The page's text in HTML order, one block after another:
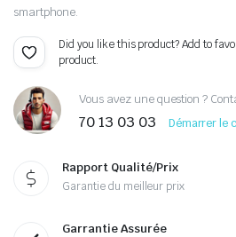
smartphone.
Did you like this product? Add to
product.
Vous avez une question ?
70 13 03 03 Démarrer le
Rapport Qualité/Prix
Garantie du meilleur prix
Garrantie Assurée